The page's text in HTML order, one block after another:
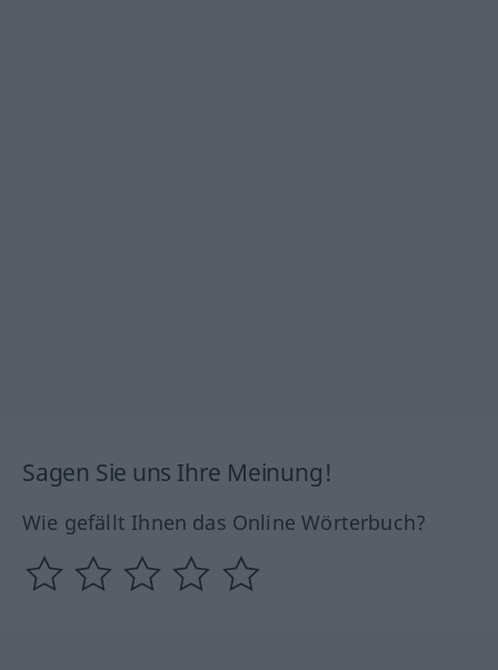
Sagen Sie uns Ihre Meinung!
Wie gefällt Ihnen das Online Wörterbuch?